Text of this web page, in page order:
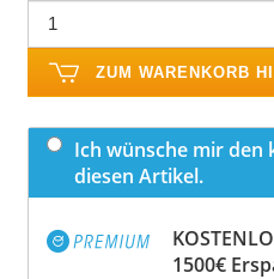
ZUM WARENKORB
Ich wünsche mir den
diesen Artikel.
1500€